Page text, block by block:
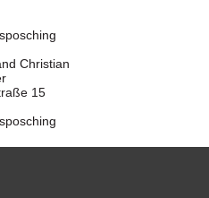
Christian
15